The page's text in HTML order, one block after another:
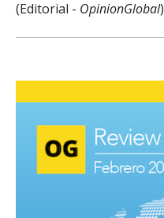
(Editorial - OpinionGlobal)